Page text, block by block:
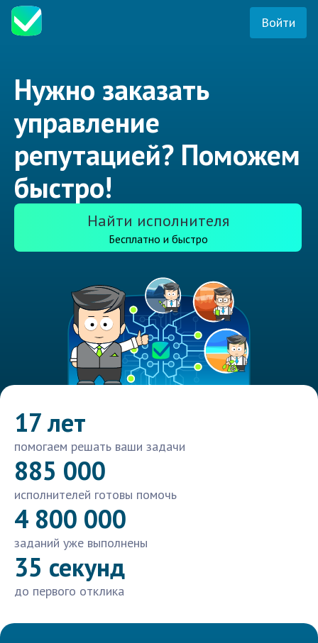
Войти
Нужно заказать
управление
репутацией? Поможем
быстро!
Найти исполнителя
Бесплатно и быстро
17 лет
помогаем решать ваши задачи
885 000
исполнителей готовы помочь
4 800 000
заданий уже выполнены
35 секунд
до первого отклика